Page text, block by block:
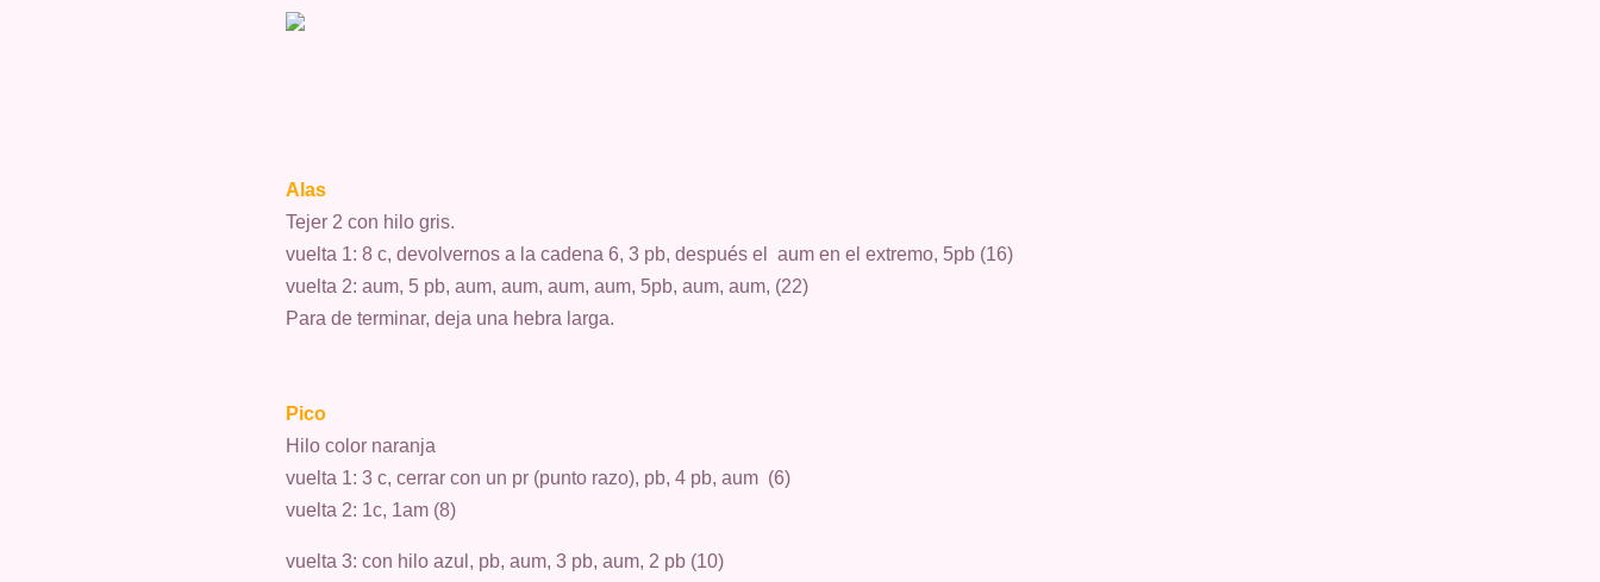
Alas
Tejer 2 con hilo gris.
vuelta 1: 8 c, devolvernos a la cadena 6, 3 pb, después el aum en el extremo, 5pb (16)
vuelta 2: aum, 5 pb, aum, aum, aum, aum, 5pb, aum, aum, (22)
Para de terminar, deja una hebra larga.
Pico
Hilo color naranja
vuelta 1: 3 c, cerrar con un pr (punto razo), pb, 4 pb, aum (6)
vuelta 2: 1c, 1am (8)
vuelta 3: con hilo azul, pb, aum, 3 pb, aum, 2 pb (10)